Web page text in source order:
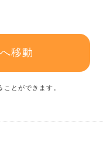
移動
とができます。